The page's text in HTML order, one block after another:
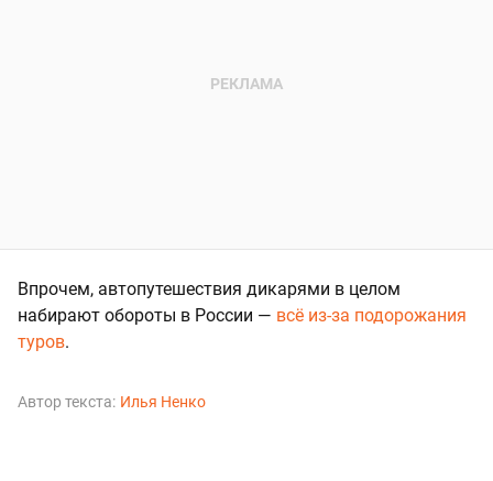
Впрочем, автопутешествия дикарями в целом
набирают обороты в России — всё из-за подорожания
туров.
Автор текста: Илья Ненко